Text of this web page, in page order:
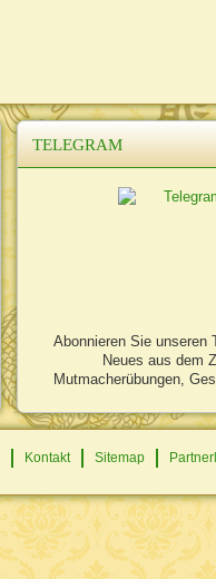
TELEGRAM
Abonnieren Sie unseren
Neues aus dem
Mutmacherübungen,
Sitemap
Kontakt